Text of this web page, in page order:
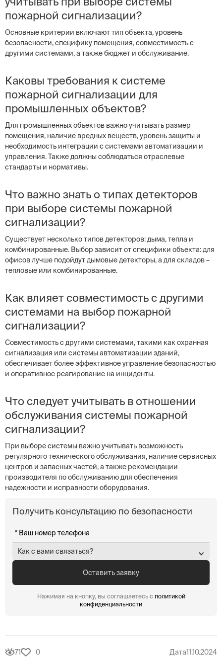
пожарной сигнализации?
Основные критерии включают тип объекта, уровень
безопасности, специфику помещения, совместимость с
другими системами, а также бюджет и обслуживание.
Каковы требования к системе
пожарной сигнализации для
промышленных объектов?
Для промышленных объектов важно учитывать размер
помещения, наличие вредных веществ, уровень защиты и
необходимость интеграции с системами автоматизации и
управления. Также должны соблюдаться отраслевые
стандарты и нормативы.
Что важно знать о типах детекторов
при выборе системы пожарной
сигнализации?
Существует несколько типов детекторов: дыма, тепла и
комбинированные. Выбор зависит от специфики объекта: для
офисов лучше подойдут дымовые детекторы, а для складов –
тепловые или комбинированные.
Как влияет совместимость с другими
системами на выбор пожарной
сигнализации?
Совместимость с другими системами, такими как охранная
сигнализация или системы автоматизации зданий,
обеспечивает более эффективное управление безопасностью
и оперативное реагирование на инциденты.
Что следует учитывать в отношении
обслуживания системы пожарной
сигнализации?
При выборе системы важно учитывать возможность
регулярного технического обслуживания, наличие сервисных
центров и запасных частей, а также рекомендации
производителя по обслуживанию для обеспечения
надежности и исправности оборудования.
Получить консультацию по безопасности
Как с вами связаться?
Нажимая на кнопку, вы соглашаетесь с политикой
конфиденциальности
71 0 Дата11.10.2024